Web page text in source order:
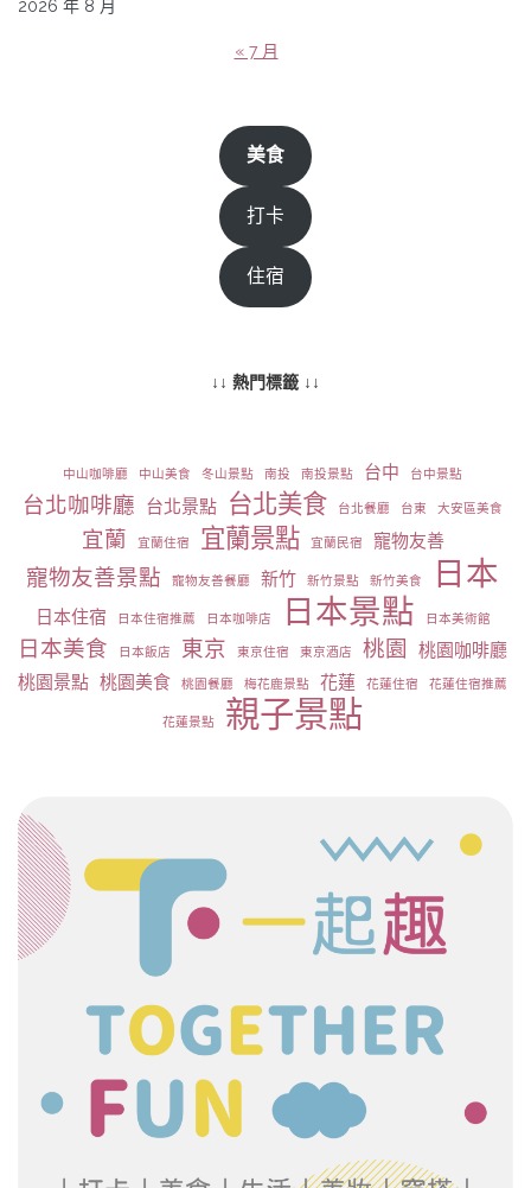
2026 年 8 月
« 7 月
美食
打卡
住宿
↓↓ 熱門標籤 ↓↓
中山咖啡廳 中山美食 冬山景點 南投 南投景點 台中 台中景點
台北咖啡廳 台北景點 台北美食 台北餐廳 台東 大安區美食
宜蘭 宜蘭住宿 宜蘭景點 宜蘭民宿 寵物友善
寵物友善景點 寵物友善餐廳 新竹 新竹景點 新竹美食 日本
日本住宿 日本住宿推薦 日本咖啡店 日本景點 日本美術館
日本美食 日本飯店 東京 東京住宿 東京酒店 桃園
桃園咖啡廳
桃園景點 桃園美食 桃園餐廳 梅花鹿景點 花蓮 花蓮住宿 花蓮住宿推薦
花蓮景點 親子景點